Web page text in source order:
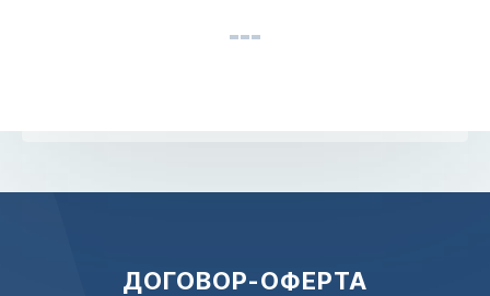
ДОГОВОР-ОФЕРТА